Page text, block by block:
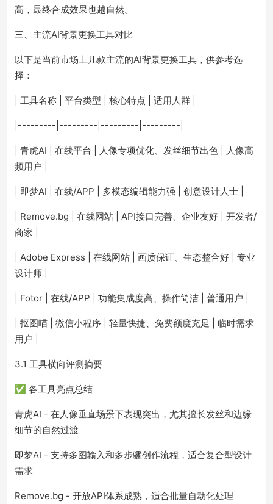
高，最终合成效果也越自然。
三、主流AI背景更换工具对比
以下是当前市场上几款主流的AI背景更换工具，供参考选
择：
| 工具名称 | 平台类型 | 核心特点 | 适用人群 |
|---------|---------|---------|---------|
| 青虎AI | 在线平台 | 人像专项优化、发丝细节出色 | 人像高
频用户 |
| 即梦AI | 在线/APP | 多模态编辑能力强 | 创意设计人士 |
| Remove.bg | 在线网站 | API接口完善、企业友好 | 开发者/
商家 |
| Adobe Express | 在线网站 | 画质保证、生态整合好 | 专业
设计师 |
| Fotor | 在线/APP | 功能集成度高、操作简洁 | 普通用户 |
| 抠图喵 | 微信小程序 | 轻量快捷、免费额度充足 | 临时需求
用户 |
3.1 工具横向评测摘要
✅ 各工具亮点总结
青虎AI - 在人像垂直场景下表现突出，尤其擅长发丝和边缘
细节的自然过渡
即梦AI - 支持多图输入和多步骤创作流程，适合复合型设计
需求
Remove.bg - 开放API体系成熟，适合批量自动化处理